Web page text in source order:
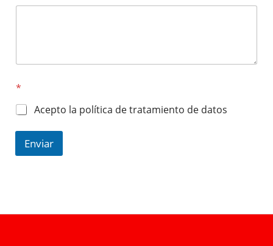
*
Acepto la política de tratamiento de datos
Enviar